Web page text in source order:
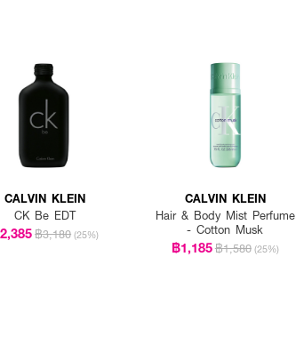
CALVIN KLEIN
CK Be EDT
฿3,180 (25%)
CALVIN KLEIN
Hair & Body Mist Perfume
- Cotton Musk
฿1,185฿1,580 (25%)